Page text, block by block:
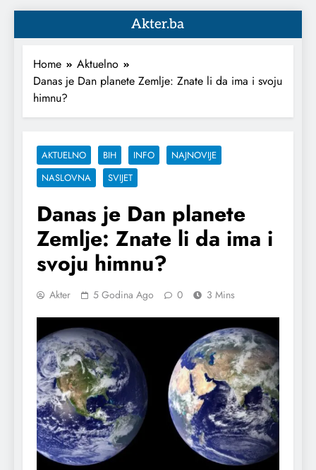
Akter.ba
Home
Aktuelno
Danas je Dan planete Zemlje: Znate li da ima i svoju
himnu?
AKTUELNO BIH INFO
NAJNOVIJE
NASLOVNA
SVIJET
Danas je Dan planete
Zemlje: Znate li da ima i
svoju himnu?
Akter 5 Godina Ago 0 3 Mins